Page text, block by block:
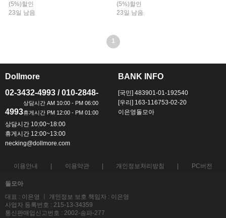
(5%)할인
23일 남음
(5%)할인
23일 남음
1
Dollmore
02-3432-4993 / 010-2848-
4993
상담시간 10:00~18:00
휴게시간 12:00~13:00
necking@dollmore.com
BANK INFO
[국민] 483901-01-192540
[우리] 163-116753-02-20
이은영돌모아
이용안내 이용약관 개인정보처리방침 PC버전
돌모아
대표 : 이은영 ㅣ 개인정보 보호 책임자 : 이은영
사업자 등록번호 : 215-13-34359
통신판매업신고번호 : 2002-송파-277